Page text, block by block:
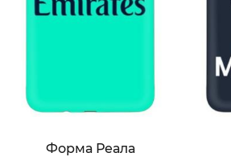
Форма Реала